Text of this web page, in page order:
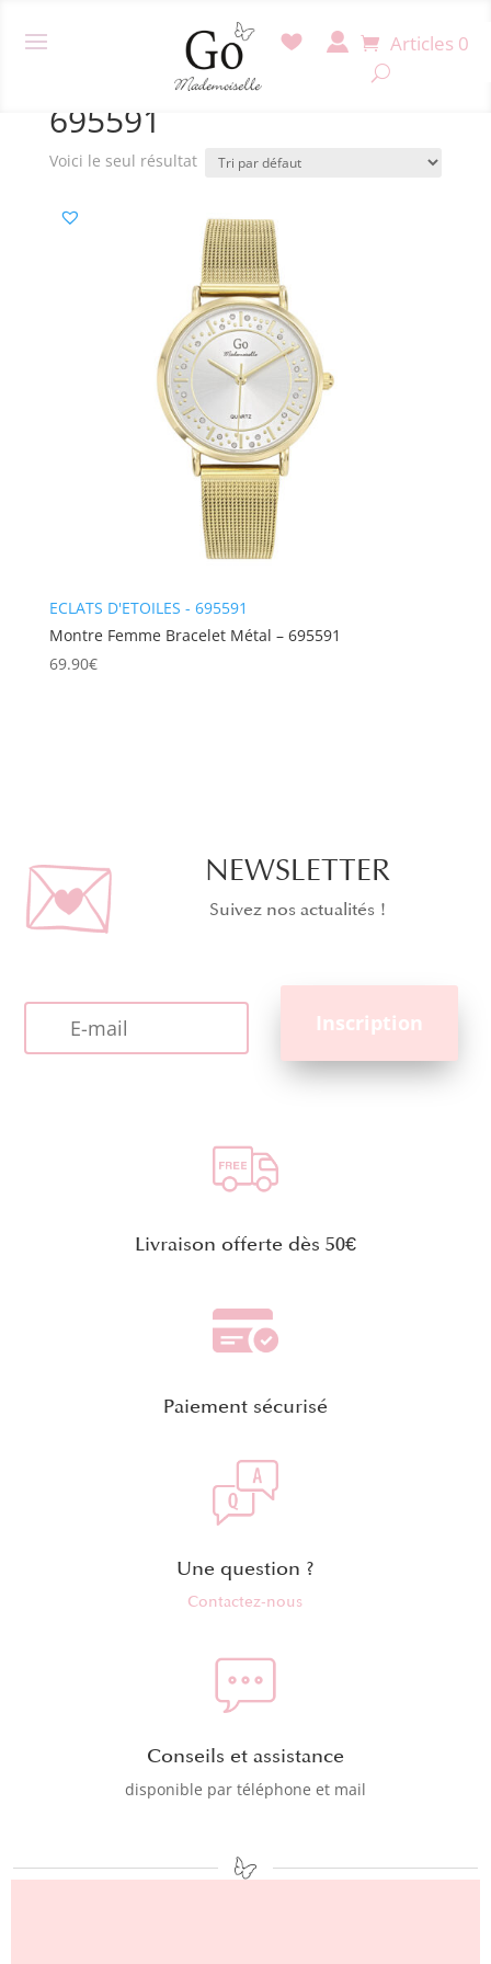
Articles 0
/ Produit Référence / 695591
695591
Voici le seul résultat
ECLATS D'ETOILES - 695591
Montre Femme Bracelet Métal – 695591
69.90€
NEWSLETTER
Suivez nos actualités !
Livraison offerte dès 50€
Paiement sécurisé
Une question ?
Contactez-nous
Conseils et assistance
disponible par téléphone et mail